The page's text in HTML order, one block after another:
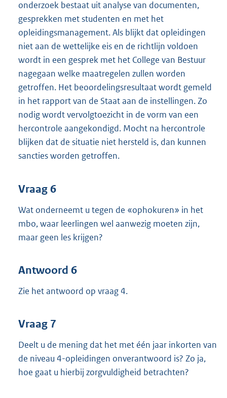
onderzoek bestaat uit analyse van documenten,
gesprekken met studenten en met het
opleidingsmanagement. Als blijkt dat opleidingen
niet aan de wettelijke eis en de richtlijn voldoen
wordt in een gesprek met het College van Bestuur
nagegaan welke maatregelen zullen worden
getroffen. Het beoordelingsresultaat wordt gemeld
in het rapport van de Staat aan de instellingen. Zo
nodig wordt vervolgtoezicht in de vorm van een
hercontrole aangekondigd. Mocht na hercontrole
blijken dat de situatie niet hersteld is, dan kunnen
sancties worden getroffen.
Vraag 6
Wat onderneemt u tegen de «ophokuren» in het
mbo, waar leerlingen wel aanwezig moeten zijn,
maar geen les krijgen?
Antwoord 6
Zie het antwoord op vraag 4.
Vraag 7
Deelt u de mening dat het met één jaar inkorten van
de niveau 4-opleidingen onverantwoord is? Zo ja,
hoe gaat u hierbij zorgvuldigheid betrachten?